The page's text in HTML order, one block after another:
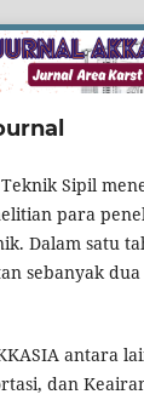
Sipil
para
Dalam satu
sebanyak
antara
dan